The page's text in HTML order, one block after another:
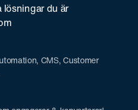
lösningar du är
CMS, Customer